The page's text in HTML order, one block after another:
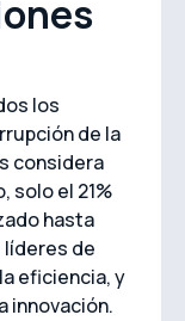
los
de la
considera
solo el 21%
hasta
líderes de
eficiencia, y
innovación.